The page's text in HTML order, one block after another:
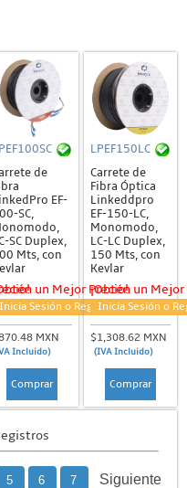
de
EF-
SC,
SC Duplex,
Mts, con
un Mejor Precio!
Inicia Sesión o Regístrate
MXN
Incluido)
Comprar
LPEF150LC
Carrete de
Fibra Óptica
Linkeddpro
EF-150-LC,
Monomodo,
LC-LC Duplex,
150 Mts, con
Kevlar
¡Obtén un
Inicia Sesión o
$1,308.62 MXN
(IVA Incluido)
Comprar
5 6
7
Siguiente